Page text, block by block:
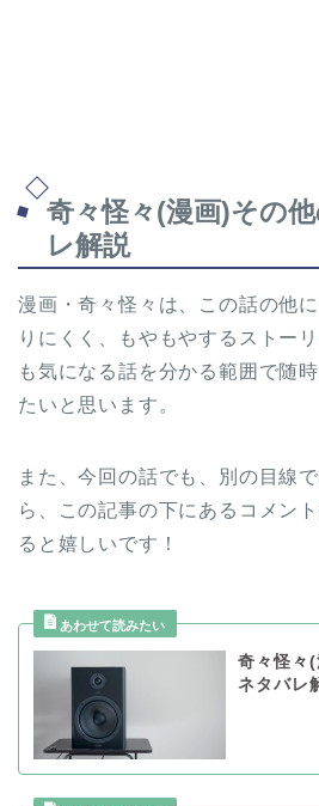
奇々怪々(漫画)その
レ解説
漫画・奇々怪々は、この話の他
りにくく、もやもやするストー
も気になる話を分かる範囲で随
たいと思います。
また、今回の話でも、別の目線
ら、この記事の下にあるコメン
ると嬉しいです！
奇々怪々
ネタバレ